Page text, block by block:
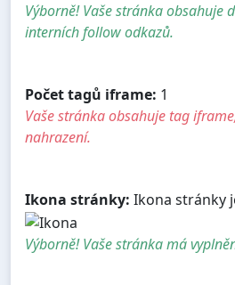
Výborně! Vaše stránka obsahuje
interních follow odkazů.
Počet tagů iframe: 1
Vaše stránka obsahuje tag
nahrazení.
Ikona stránky: Ikona stránky
Výborně! Vaše stránka má